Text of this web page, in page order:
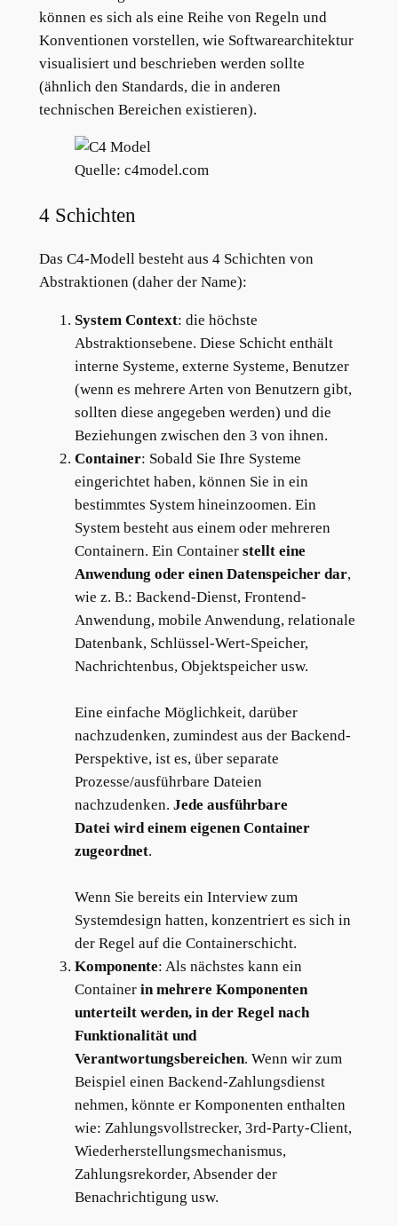
können es sich als eine Reihe von Regeln und
Konventionen vorstellen, wie Softwarearchitektur
visualisiert und beschrieben werden sollte
(ähnlich den Standards, die in anderen
technischen Bereichen existieren).
Quelle: c4model.com
4 Schichten
Das C4-Modell besteht aus 4 Schichten von
Abstraktionen (daher der Name):
System Context: die höchste
Abstraktionsebene. Diese Schicht enthält
interne Systeme, externe Systeme, Benutzer
(wenn es mehrere Arten von Benutzern gibt,
sollten diese angegeben werden) und die
Beziehungen zwischen den 3 von ihnen.
Container: Sobald Sie Ihre Systeme
eingerichtet haben, können Sie in ein
bestimmtes System hineinzoomen. Ein
System besteht aus einem oder mehreren
Containern. Ein Container stellt eine
Anwendung oder einen Datenspeicher dar,
wie z. B.: Backend-Dienst, Frontend-
Anwendung, mobile Anwendung, relationale
Datenbank, Schlüssel-Wert-Speicher,
Nachrichtenbus, Objektspeicher usw.
Eine einfache Möglichkeit, darüber
nachzudenken, zumindest aus der Backend-
Perspektive, ist es, über separate
Prozesse/ausführbare Dateien
nachzudenken. Jede ausführbare
Datei wird einem eigenen Container
zugeordnet.
Wenn Sie bereits ein Interview zum
Systemdesign hatten, konzentriert es sich in
der Regel auf die Containerschicht.
Komponente: Als nächstes kann ein
Container in mehrere Komponenten
unterteilt werden, in der Regel nach
Funktionalität und
Verantwortungsbereichen. Wenn wir zum
Beispiel einen Backend-Zahlungsdienst
nehmen, könnte er Komponenten enthalten
wie: Zahlungsvollstrecker, 3rd-Party-Client,
Wiederherstellungsmechanismus,
Zahlungsrekorder, Absender der
Benachrichtigung usw.